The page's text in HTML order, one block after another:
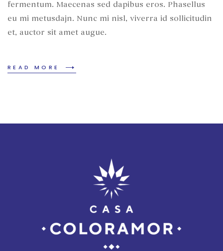
fermentum. Maecenas sed dapibus eros. Phasellus
eu mi metusdajn. Nunc mi nisl, viverra id sollicitudin
et, auctor sit amet augue.
READ MORE